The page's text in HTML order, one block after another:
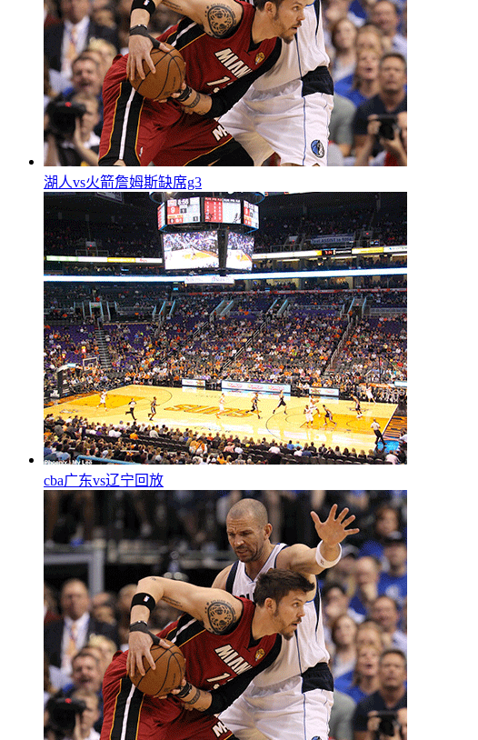
湖人vs火箭詹姆斯缺席g3
cba广东vs辽宁回放